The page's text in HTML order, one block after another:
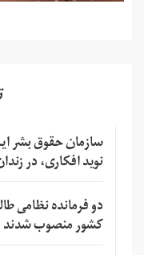
سازمان حقوق بشر
نوید افکاری، در
دو فرمانده نظامی
کشور منصوب شدند